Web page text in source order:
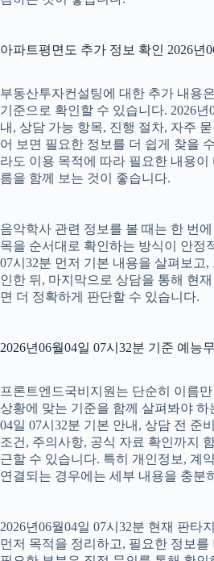
아파트평면도 추가 정보 확인 2026년
부동산투자컨설팅에 대한 추가 내용은
기준으로 확인할 수 있습니다. 2026년
내, 상담 가능 항목, 진행 절차, 자주
어 보면 필요한 정보를 더 쉽게 찾을
라도 이용 목적에 따라 필요한 내용이
름을 함께 보는 것이 좋습니다.
음악학사 관련 정보를 볼 때는 한 번
목을 순서대로 확인하는 방식이 안정
07시32분 먼저 기본 내용을 살펴보고
인한 뒤, 마지막으로 상담을 통해 현
면 더 정확하게 판단할 수 있습니다.
2026년06월04일 07시32분 기준 예능
프론트엔드국비지원는 단순히 이름
상황에 맞는 기준을 함께 살펴봐야 하
04일 07시32분 기본 안내, 상담 전 준
조건, 주의사항, 공식 자료 확인까지
근할 수 있습니다. 특히 개인정보, 계
연결되는 경우에는 세부 내용을 충분
2026년06월04일 07시32분 현재 판타
먼저 목적을 정리하고, 필요한 정보를